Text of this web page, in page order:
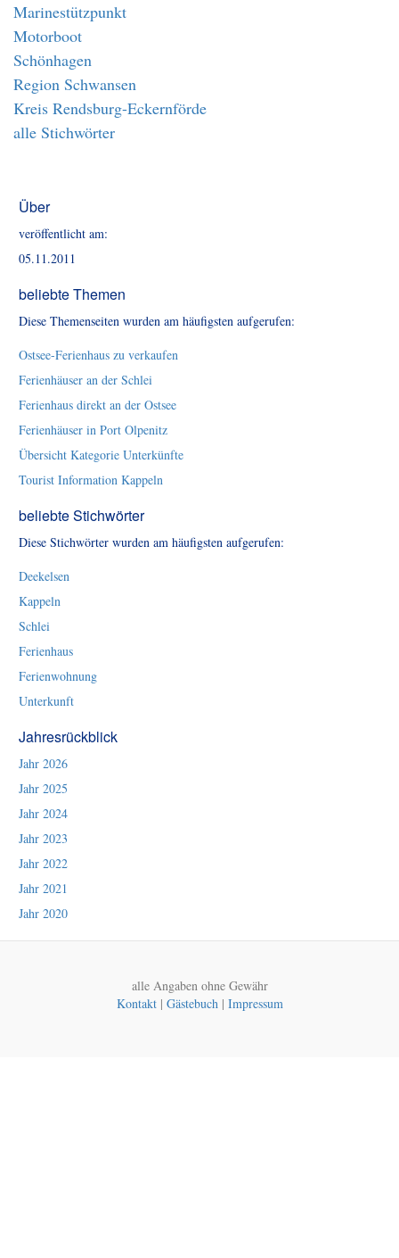
Marinestützpunkt
Motorboot
Schönhagen
Region Schwansen
Kreis Rendsburg-Eckernförde
alle Stichwörter
Über
veröffentlicht am:
05.11.2011
beliebte Themen
Diese Themenseiten wurden am häufigsten aufgerufen:
Ostsee-Ferienhaus zu verkaufen
Ferienhäuser an der Schlei
Ferienhaus direkt an der Ostsee
Ferienhäuser in Port Olpenitz
Übersicht Kategorie Unterkünfte
Tourist Information Kappeln
beliebte Stichwörter
Diese Stichwörter wurden am häufigsten aufgerufen:
Deekelsen
Kappeln
Schlei
Ferienhaus
Ferienwohnung
Unterkunft
Jahresrückblick
Jahr 2026
Jahr 2025
Jahr 2024
Jahr 2023
Jahr 2022
Jahr 2021
Jahr 2020
alle Angaben ohne Gewähr
Kontakt| Gästebuch| Impressum